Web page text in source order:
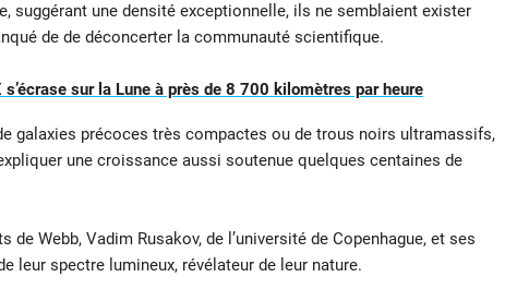
suggérant une densité exceptionnelle, ils ne semblaient exister
de de déconcerter la communauté scientifique.
sur la Lune à près de 8 700 kilomètres par heure
galaxies précoces très compactes ou de trous noirs ultramassifs,
une croissance aussi soutenue quelques centaines de
Webb, Vadim Rusakov, de l’université de Copenhague, et ses
leur spectre lumineux, révélateur de leur nature.